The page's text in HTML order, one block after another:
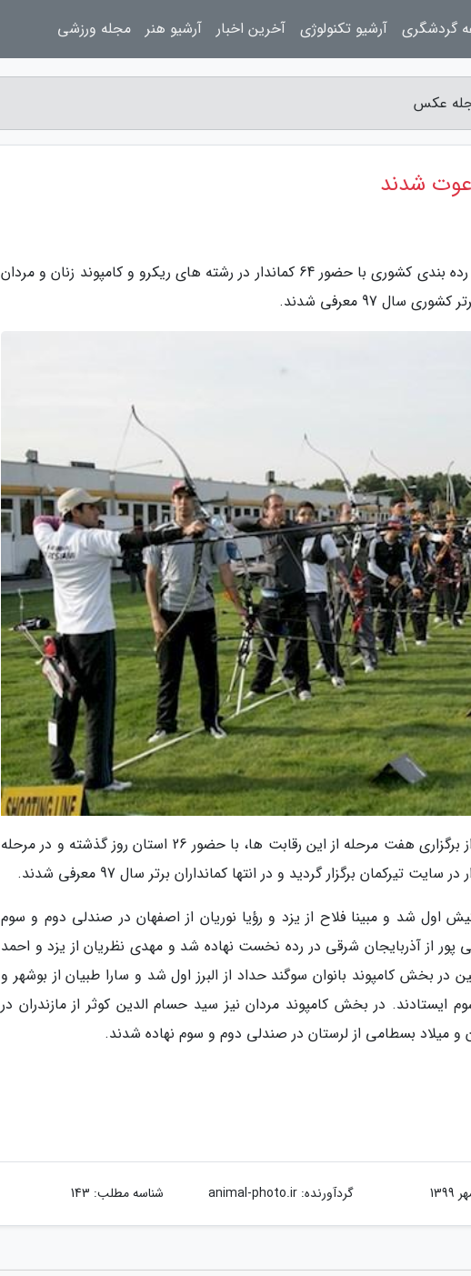
عکس
شدند
به گزارش مجله عکس، فینال فینالیست های رده بندی کشوری با حضور 64 کماندار در رشته های ریکرو و کامپوند زنان و مردان
97 معرفی شدند.
فینال فینالیست های رده بندی کشوری پس از برگزاری هفت مرحله از این رقابت ها، با حضور 26 استان روز گذشته و در مرحله
اول شد و مبینا فلاح از یزد و رؤیا نوریان از اصفهان در صندلی دوم و سوم
پور از آذربایجان شرقی در رده نخست نهاده شد و مهدی نظریان از یزد و احمد
بخش کامپوند بانوان سوگند حداد از البرز اول شد و سارا طبیان از بوشهر و
ایستادند. در بخش کامپوند مردان نیز سید حسام الدین کوثر از مازندران در
و میلاد بسطامی از لرستان در صندلی دوم و سوم نهاده شدند.
گردآورنده:animal-photo.ir شناسه مطلب: 143
گردشگری آرشیو تکنولوژی آخرین اخبار آرشیو هنر مجله ورزشی